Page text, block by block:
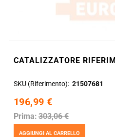
CATALIZZATORE
SKU (Riferimento) 21507681
196,99 €
Prima: 303,06 €
AGGIUNGI AL CARRELLO